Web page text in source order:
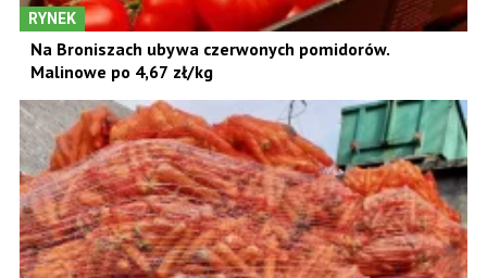
RYNEK
Na Broniszach ubywa czerwonych pomidorów.
Malinowe po 4,67 zł/kg